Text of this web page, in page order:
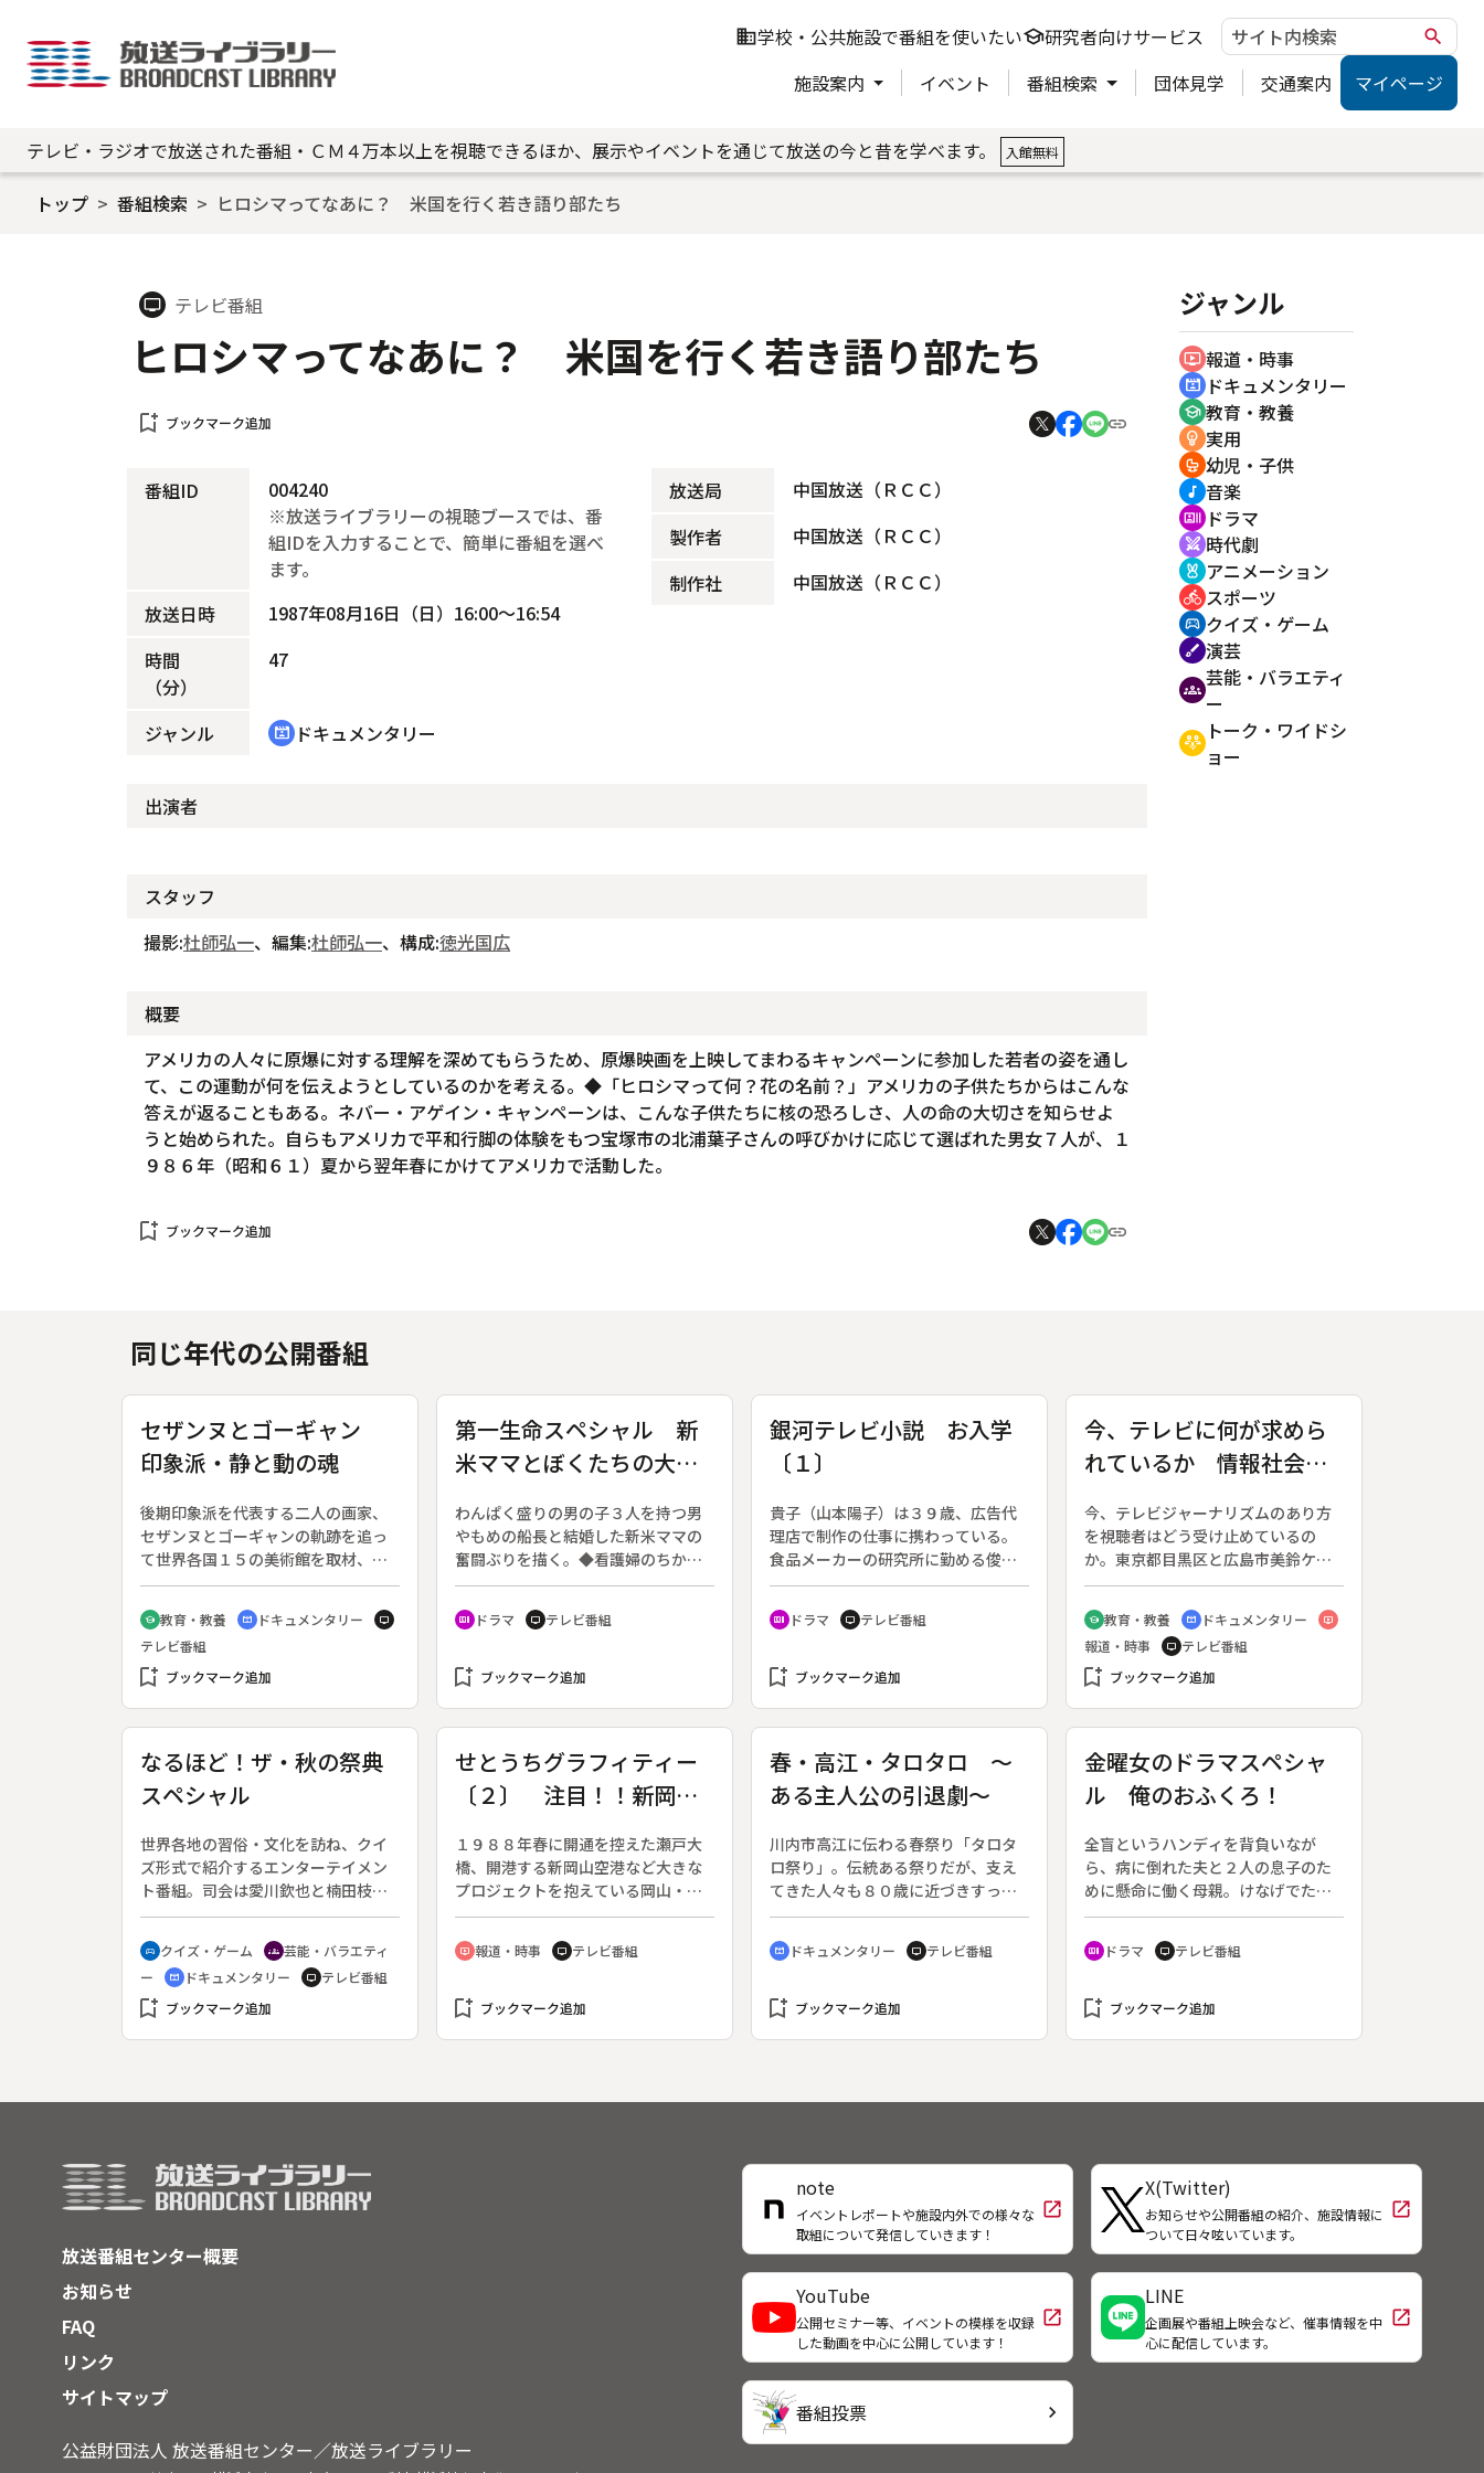
business学校・公共施設で番組を使いたいschool研究者向けサービス search
施設案内 イベント 番組検索 団体見学 交通案内 マイページ
テレビ・ラジオで放送された番組・ＣＭ４万本以上を視聴できるほか、展示やイベントを通じて放送の今と昔を学べます。 入館無料
トップ 番組検索 ヒロシマってなあに？ 米国を行く若き語り部たち
tv テレビ番組
ヒロシマってなあに？ 米国を行く若き語り部たち
bookmark_add ブックマーク追加
番組ID
004240
※放送ライブラリーの視聴ブースでは、番
組IDを入力することで、簡単に番組を選べ
ます。
放送日時
1987年08月16日（日）16:00～16:54
時間
（分）
47
ジャンル cinematic_blur ドキュメンタリー
放送局
中国放送（ＲＣＣ）
製作者
中国放送（ＲＣＣ）
制作社
中国放送（ＲＣＣ）
出演者
スタッフ
撮影:杜師弘一、編集:杜師弘一、構成:徳光国広
概要
アメリカの人々に原爆に対する理解を深めてもらうため、原爆映画を上映してまわるキャンペーンに参加した若者の姿を通し
て、この運動が何を伝えようとしているのかを考える。◆「ヒロシマって何？花の名前？」アメリカの子供たちからはこんな
答えが返ることもある。ネバー・アゲイン・キャンペーンは、こんな子供たちに核の恐ろしさ、人の命の大切さを知らせよ
うと始められた。自らもアメリカで平和行脚の体験をもつ宝塚市の北浦葉子さんの呼びかけに応じて選ばれた男女７人が、１
９８６年（昭和６１）夏から翌年春にかけてアメリカで活動した。
bookmark_add ブックマーク追加
ジャンル
ondemand_video 報道・時事
cinematic_blur ドキュメンタリー
school 教育・教養
emoji_objects 実用
crib 幼児・子供
music_note 音楽
recent_actors ドラマ
swords 時代劇
cruelty_free アニメーション
directions_bike スポーツ
sports_esports クイズ・ゲーム
brush 演芸
groups 芸能・バラエティ
ー
adaptive_audio_mic トーク・ワイドシ
ョー
同じ年代の公開番組
セザンヌとゴーギャン
印象派・静と動の魂
後期印象派を代表する二人の画家、
セザンヌとゴーギャンの軌跡を追っ
て世界各国１５の美術館を取材、３
０余点の作品を紹介する。◆一見、
不動のようにみえる画面構成のなか
になまめかしさや感覚を求め、抽象
絵画にまで至ったセザンヌ。また、
南国の強烈な陽光に感銘を受けて晩
ンの画風を対比させながら、二人の
人生、後の立体派・象徴派に与えた
影響などを追う。
school 教育・教養 cinematic_blur ドキュメンタリー tv
テレビ番組
bookmark_add ブックマーク追加
第一生命スペシャル 新
米ママとぼくたちの大戦
わんぱく盛りの男の子３人を持つ男
やもめの船長と結婚した新米ママの
奮闘ぶりを描く。◆看護婦のちか子
はソフトボールの試合中に倒れた浩
三を助け、それが縁で浩三と結婚す
ることになった。が、彼には小学５
た。母親の愛情に飢えた子供たちは
recent_actors ドラマ tv テレビ番組
bookmark_add ブックマーク追加
銀河テレビ小説 お入学
〔１〕
貴子（山本陽子）は３９歳、広告代
理店で制作の仕事に携わっている。
食品メーカーの研究所に勤める俊彦
（伊武雅刀）と結婚して８年目。５
歳の花子と４歳の太郎の２児の母で
もあるが、同居している姑の直枝
れるので、貴子は安心して仕事に専
させられた。貴子は娘の将来を考え
て、花子を私立の女子大付属小学校
へ入れようと努力をはじめる。（１
９８７年１０月９日終了、全３０
回）
recent_actors ドラマ tv テレビ番組
bookmark_add ブックマーク追加
今、テレビに何が求めら
れているか 情報社会と
今、テレビジャーナリズムのあり方
を視聴者はどう受け止めているの
か。東京都目黒区と広島市美鈴ケ丘
の２地区の詳細な調査をベースにし
て、?ニュース・情報番組の多様化が
進む中で、情報の選択が興味本位に
流れすぎていないか、?大量過熱報道
に行きすぎはないか、?安易なセンセ
考にしながら、これからのテレビに
何が求められているのかを問題提起
する。放送記念日特集。
school 教育・教養 cinematic_blur ドキュメンタリー ondemand_video
報道・時事 tv テレビ番組
bookmark_add ブックマーク追加
なるほど！ザ・秋の祭典
スペシャル
世界各地の習俗・文化を訪ね、クイ
ズ形式で紹介するエンターテイメン
ト番組。司会は愛川欽也と楠田枝里
子。◆「なるほど！ザ・ワール
ド」’８７秋の３時間スペシャル。レ
ギュラーのパネラー陣が各国からリ
ポートし出題する。秋の新番組や
「笑っていいとも！」「夜のヒット
て登場。番組対抗で難問・奇問に挑
sports_esports クイズ・ゲーム groups 芸能・バラエティ
ー
cinematic_blur ドキュメンタリー tv テレビ番組
bookmark_add ブックマーク追加
せとうちグラフィティー
〔２〕 注目！！新岡山
が“結ぶ”両参り
１９８８年春に開通を控えた瀬戸大
橋、開港する新岡山空港など大きな
プロジェクトを抱えている岡山・香
川両県の「いま」をカメラの目で追
う。
ondemand_video 報道・時事 tv テレビ番組
bookmark_add ブックマーク追加
春・高江・タロタロ ～
ある主人公の引退劇～
川内市高江に伝わる春祭り「タロタ
ロ祭り」。伝統ある祭りだが、支え
てきた人々も８０歳に近づきすっか
り高齢化した。後継者を募るが現れ
ず、祭りは存続の危機に陥る。
◆「太郎太郎祭り」で通称タロタロ
ている。
cinematic_blur ドキュメンタリー tv テレビ番組
bookmark_add ブックマーク追加
金曜女のドラマスペシャ
ル 俺のおふくろ！
全盲というハンディを背負いなが
ら、病に倒れた夫と２人の息子のた
めに懸命に働く母親。けなげでたく
ましい母親像を描く。障害者とその
家族への応援歌として制作された、
浜木綿子主演「おふくろシリーズ」
ても・愛」。◆１５年前に盲学校の
いている。２人の息子たち、拓也と
一（綿引勝彦）が髄膜炎で倒れ、ス
ーパーの電話自動化で三枝子も職を
失なう。ベテラン交換手とはいって
も、全盲の三枝子の再就職は難し
い。◆解説副音声と字幕表示あり
recent_actors ドラマ tv テレビ番組
bookmark_add ブックマーク追加
放送番組センター概要
お知らせ
FAQ
リンク
サイトマップ
公益財団法人 放送番組センター／放送ライブラリー
note
イベントレポートや施設内外での様々な
取組について発信していきます！
open_in_new
X(Twitter)
お知らせや公開番組の紹介、施設情報に
ついて日々呟いています。
open_in_new
YouTube
公開セミナー等、イベントの模様を収録
した動画を中心に公開しています！
open_in_new
LINE
企画展や番組上映会など、催事情報を中
心に配信しています。
open_in_new
番組投票 chevron_right